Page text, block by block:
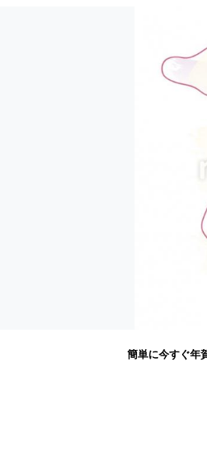
簡単に今すぐ年